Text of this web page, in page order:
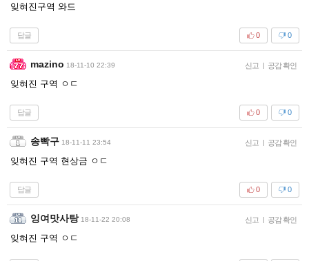
잊혀진구역 와드
답글 0
0
mazino 18-11-10 22:39 신고 | 공감 확인
잊혀진 구역 ㅇㄷ
답글 0
0
송빡구 18-11-11 23:54 신고 | 공감 확인
잊혀진 구역 현상금 ㅇㄷ
답글 0
0
잉여맛사탕 18-11-22 20:08 신고 | 공감 확인
잊혀진 구역 ㅇㄷ